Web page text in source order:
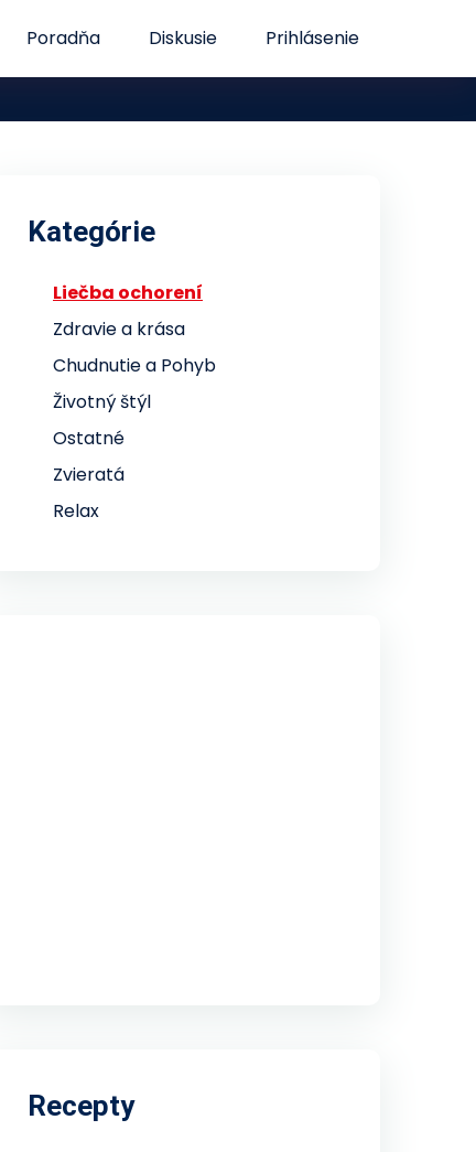
Poradňa Diskusie Prihlásenie
Kategórie
Liečba ochorení
Zdravie a krása
Chudnutie a Pohyb
Životný štýl
Ostatné
Zvieratá
Relax
Recepty